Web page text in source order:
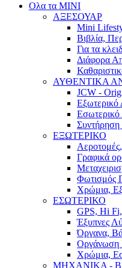
Ολα τα ΜΙΝΙ
ΑΞΕΣΟΥΑΡ
Mini
Βιβλία,
Για τα
Διάφορα
ΑΥΘΕΝΤΙΚΑ
JCW -
Εξωτερικό
Εσωτερικό
Συντήρηση
ΕΞΩΤΕΡΙΚΟ
Γραφικά
Φωτισμός
Χρώμια,
ΕΣΩΤΕΡΙΚΟ
GPS, Hi
Έξυπνες
Όργανα,
Οργάνωση
Χρώμια,
ΜΗΧΑΝΙΚΑ -